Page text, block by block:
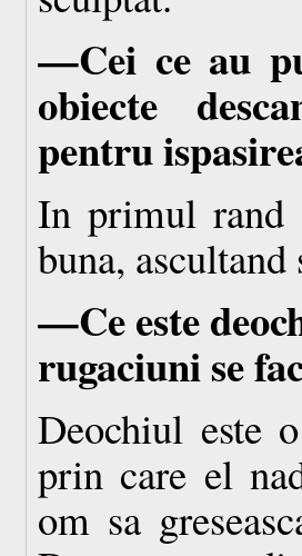
—Cei ce au
obiecte
pentru
In primul rand
buna,
—Ce este
rugaciuni se
Deochiul este
prin care el
om sa